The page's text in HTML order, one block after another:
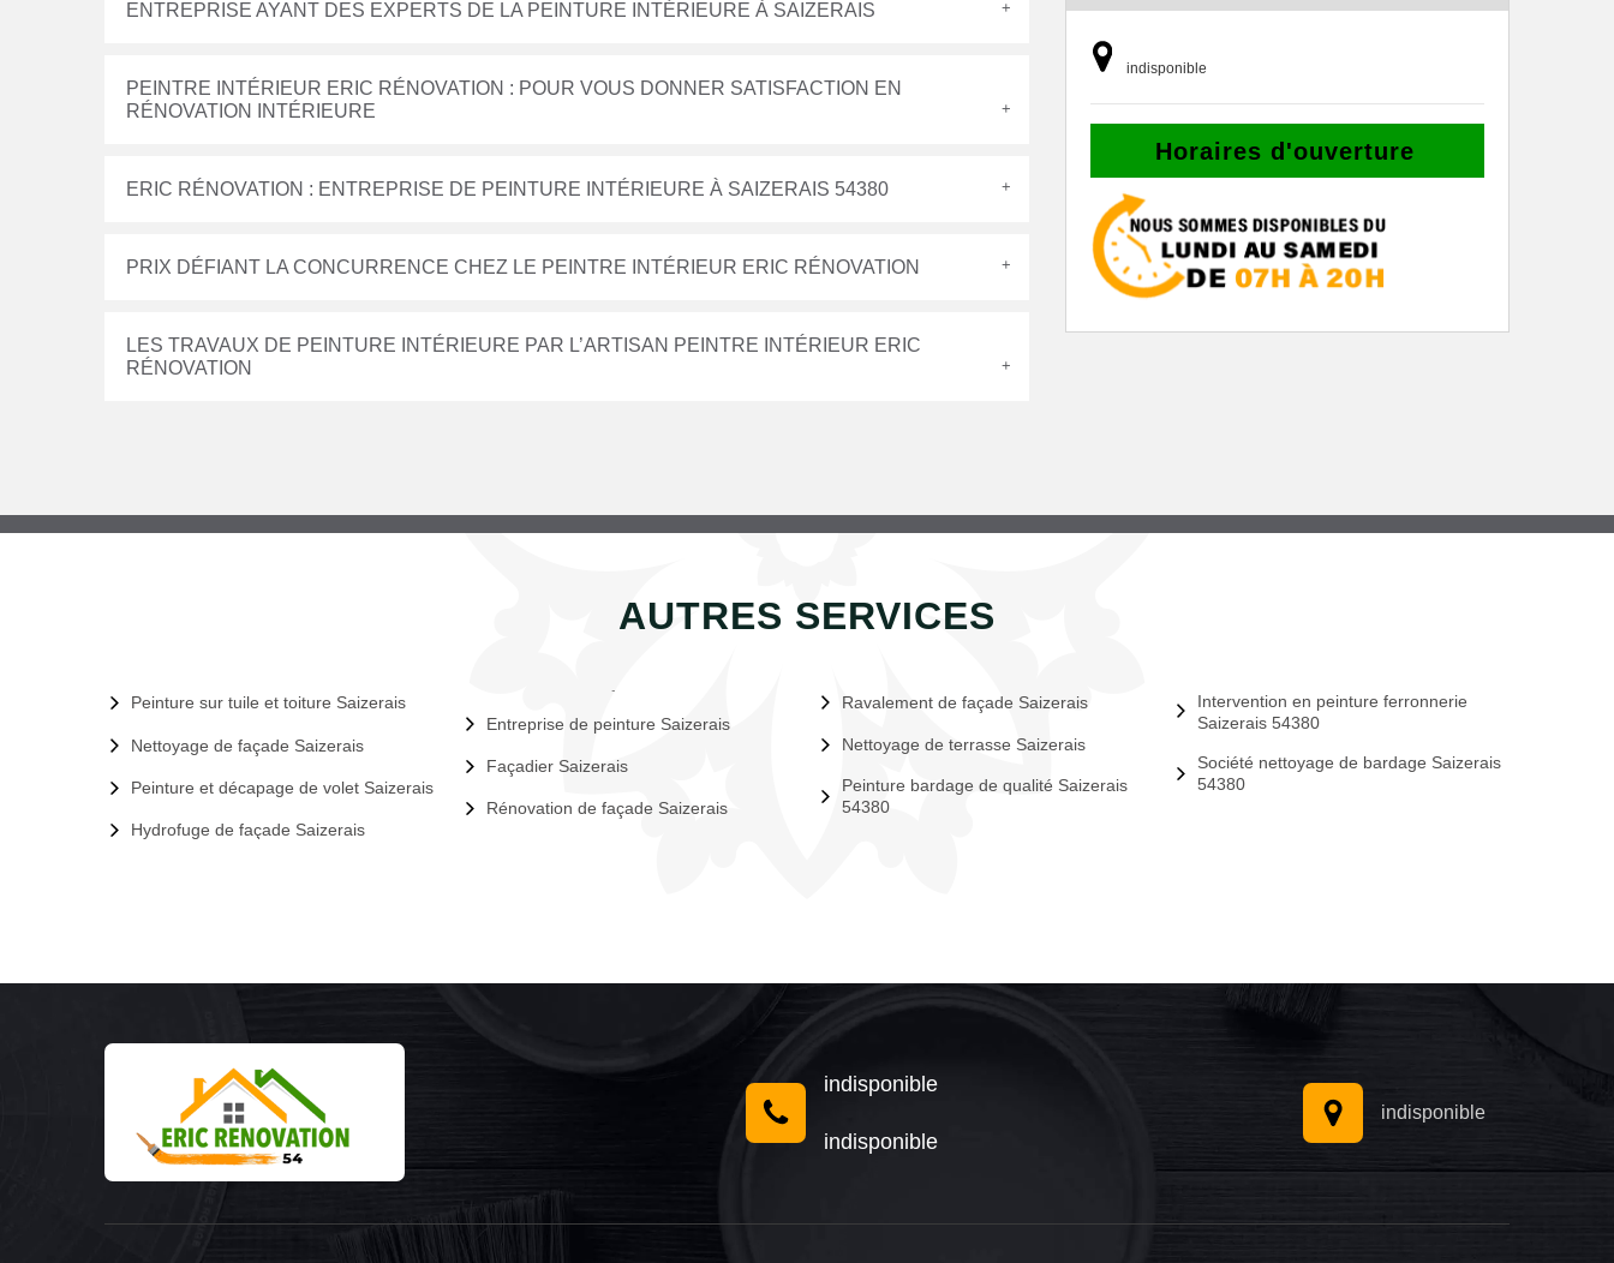
ENTREPRISE AYANT DES EXPERTS DE LA PEINTURE INTÉRIEURE À SAIZERAIS
PEINTRE INTÉRIEUR ERIC RÉNOVATION : POUR VOUS DONNER SATISFACTION EN
RÉNOVATION INTÉRIEURE
ERIC RÉNOVATION : ENTREPRISE DE PEINTURE INTÉRIEURE À SAIZERAIS 54380
PRIX DÉFIANT LA CONCURRENCE CHEZ LE PEINTRE INTÉRIEUR ERIC RÉNOVATION
LES TRAVAUX DE PEINTURE INTÉRIEURE PAR L’ARTISAN PEINTRE INTÉRIEUR ERIC
RÉNOVATION
indisponible
Horaires d'ouverture
AUTRES SERVICES
Peinture sur tuile et toiture Saizerais
Nettoyage de façade Saizerais
Peinture et décapage de volet Saizerais
Hydrofuge de façade Saizerais
Entreprise de peinture Saizerais
Façadier Saizerais
Rénovation de façade Saizerais
Ravalement de façade Saizerais
Nettoyage de terrasse Saizerais
Peinture bardage de qualité Saizerais
54380
Intervention en peinture ferronnerie
Saizerais 54380
Société nettoyage de bardage Saizerais
54380
indisponible
indisponible
indisponible